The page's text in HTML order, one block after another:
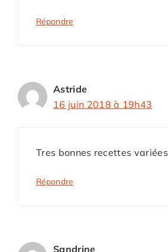
Répondre
Astride
16 juin 2018 à 19h43
Tres bonnes recettes variées
Répondre
Sandrine